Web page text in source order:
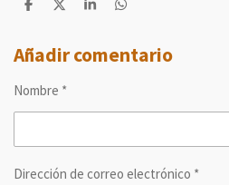
C
p
a
t
C
p
a
C
p
a
C
p
a
Añadir comentario
Nombre *
Dirección de correo electrónico *